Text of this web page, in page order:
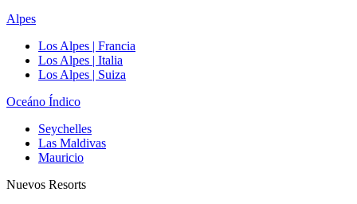
Alpes
Los Alpes | Francia
Los Alpes | Italia
Los Alpes | Suiza
Oceáno Índico
Seychelles
Las Maldivas
Mauricio
Nuevos Resorts